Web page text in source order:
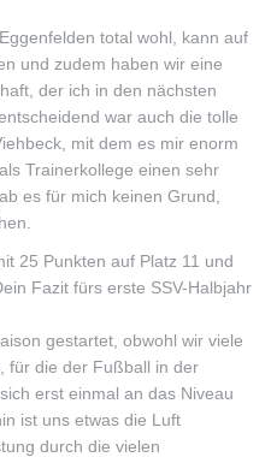
total wohl, kann auf
und zudem haben wir eine
der ich in den nächsten
war auch die tolle
mit dem es mir enorm
Trainerkollege einen sehr
es für mich keinen Grund,
25 Punkten auf Platz 11 und
Fazit fürs erste SSV-Halbjahr
gestartet, obwohl wir viele
für die der Fußball in der
erst einmal an das Niveau
ist uns etwas die Luft
durch die vielen